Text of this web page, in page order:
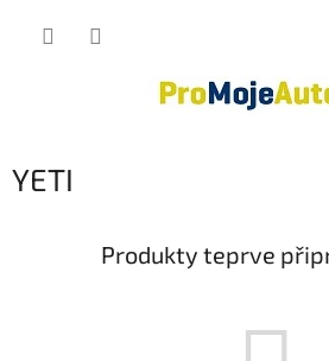
YETI
Produkty teprve